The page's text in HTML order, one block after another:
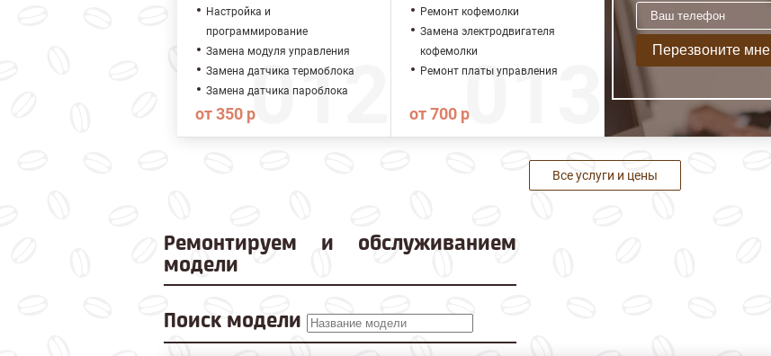
Настройка и
программирование
Замена модуля управления
Замена датчика термоблока
Замена датчика пароблока
от 350 р
Ремонт кофемолки
Замена электродвигателя
кофемолки
Ремонт платы управления
от 700 р
Перезвоните мне
Все услуги и цены
Ремонтируем и обслуживанием
модели
Поиск модели